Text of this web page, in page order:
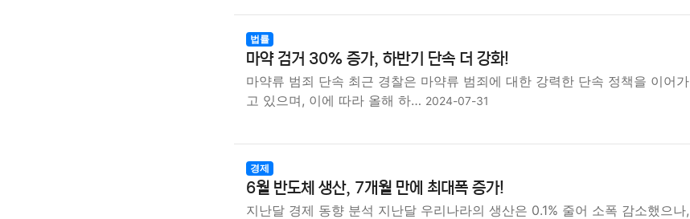
법률
마약 검거 30% 증가, 하반기 단속 더 강화!
마약류 범죄 단속 최근 경찰은 마약류 범죄에 대한 강력한 단속 정책을 이어가
고 있으며, 이에 따라 올해 하… 2024-07-31
경제
6월 반도체 생산, 7개월 만에 최대폭 증가!
지난달 경제 동향 분석 지난달 우리나라의 생산은 0.1% 줄어 소폭 감소했으나,